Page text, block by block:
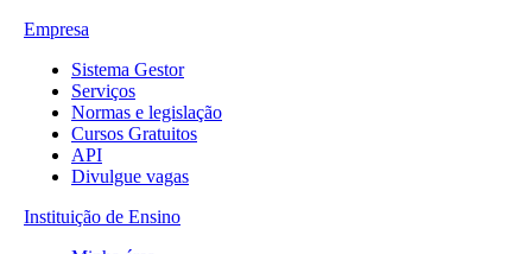
Empresa
Sistema Gestor
Serviços
Normas e legislação
Cursos Gratuitos
API
Divulgue vagas
Instituição de Ensino